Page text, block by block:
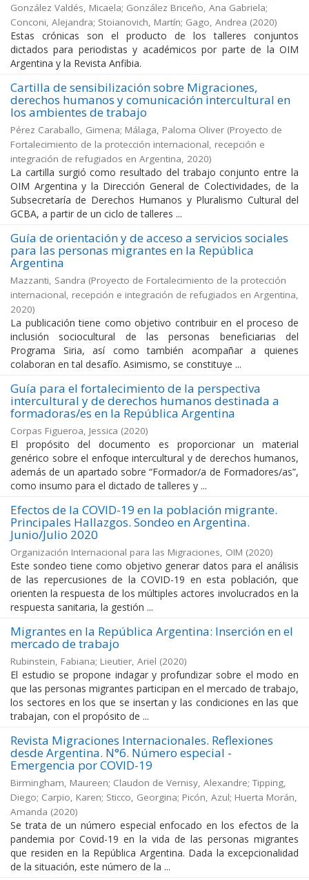
González Valdés, Micaela; González Briceño, Ana Gabriela;
Conconi, Alejandra; Stoianovich, Martín; Gago, Andrea (2020)
Estas crónicas son el producto de los talleres conjuntos
dictados para periodistas y académicos por parte de la OIM
Argentina y la Revista Anfibia.
Cartilla de sensibilización sobre Migraciones,
derechos humanos y comunicación intercultural en
los ambientes de trabajo
Pérez Caraballo, Gimena; Málaga, Paloma Oliver (Proyecto de
Fortalecimiento de la protección internacional, recepción e
integración de refugiados en Argentina, 2020)
La cartilla surgió como resultado del trabajo conjunto entre la
OIM Argentina y la Dirección General de Colectividades, de la
Subsecretaría de Derechos Humanos y Pluralismo Cultural del
GCBA, a partir de un ciclo de talleres ...
Guía de orientación y de acceso a servicios sociales
para las personas migrantes en la República
Argentina
Mazzanti, Sandra (Proyecto de Fortalecimiento de la protección
internacional, recepción e integración de refugiados en Argentina,
2020)
La publicación tiene como objetivo contribuir en el proceso de
inclusión sociocultural de las personas beneficiarias del
Programa Siria, así como también acompañar a quienes
colaboran en tal desafío. Asimismo, se constituye ...
Guía para el fortalecimiento de la perspectiva
intercultural y de derechos humanos destinada a
formadoras/es en la República Argentina
Corpas Figueroa, Jessica (2020)
El propósito del documento es proporcionar un material
genérico sobre el enfoque intercultural y de derechos humanos,
además de un apartado sobre “Formador/a de Formadores/as”,
como insumo para el dictado de talleres y ...
Efectos de la COVID-19 en la población migrante.
Principales Hallazgos. Sondeo en Argentina.
Junio/Julio 2020
Organización Internacional para las Migraciones, OIM (2020)
Este sondeo tiene como objetivo generar datos para el análisis
de las repercusiones de la COVID-19 en esta población, que
orienten la respuesta de los múltiples actores involucrados en la
respuesta sanitaria, la gestión ...
Migrantes en la República Argentina: Inserción en el
mercado de trabajo
Rubinstein, Fabiana; Lieutier, Ariel (2020)
El estudio se propone indagar y profundizar sobre el modo en
que las personas migrantes participan en el mercado de trabajo,
los sectores en los que se insertan y las condiciones en las que
trabajan, con el propósito de ...
Revista Migraciones Internacionales. Reflexiones
desde Argentina. N°6. Número especial -
Emergencia por COVID-19
Birmingham, Maureen; Claudon de Vernisy, Alexandre; Tipping,
Diego; Carpio, Karen; Sticco, Georgina; Picón, Azul; Huerta Morán,
Amanda (2020)
Se trata de un número especial enfocado en los efectos de la
pandemia por Covid-19 en la vida de las personas migrantes
que residen en la República Argentina. Dada la excepcionalidad
de la situación, este número de la ...